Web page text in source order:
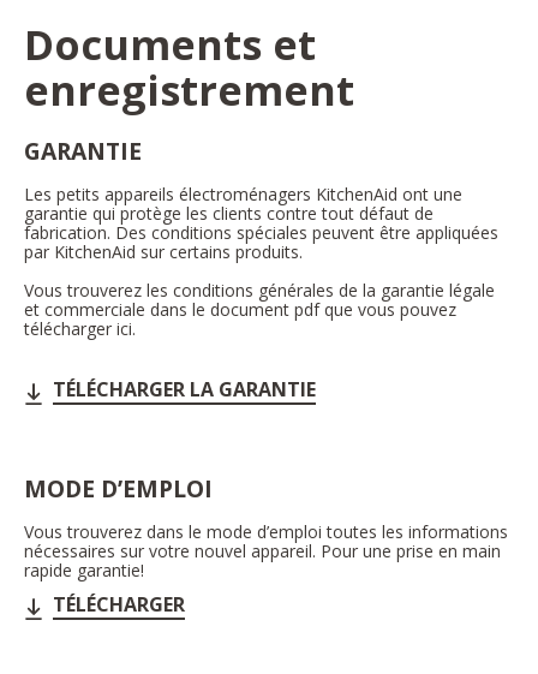
Documents et
enregistrement
GARANTIE
Les petits appareils électroménagers KitchenAid ont une
garantie qui protège les clients contre tout défaut de
fabrication. Des conditions spéciales peuvent être appliquées
par KitchenAid sur certains produits.
Vous trouverez les conditions générales de la garantie légale
et commerciale dans le document pdf que vous pouvez
télécharger ici.
TÉLÉCHARGER LA GARANTIE
MODE D’EMPLOI
Vous trouverez dans le mode d’emploi toutes les informations
nécessaires sur votre nouvel appareil. Pour une prise en main
rapide garantie!
TÉLÉCHARGER